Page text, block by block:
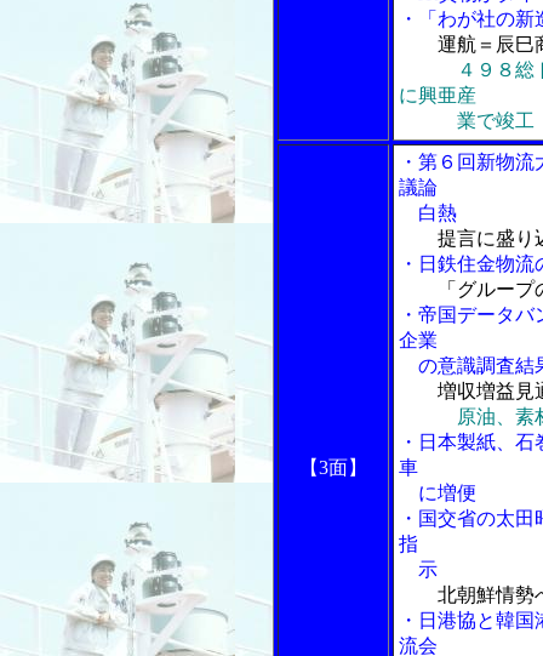
・「わが社の新
運航＝辰巳
４９８総
に興亜産
業で竣工
【3面】
・第６回新物
議論
白熱
提言に盛り
・日鉄住金物
「グルー
・帝国データ
企業
の意識調査結
増収増益見
原油、素
・日本製紙、
車
に増便
・国交省の太
指
示
北朝鮮情勢
・日港協と韓
流会